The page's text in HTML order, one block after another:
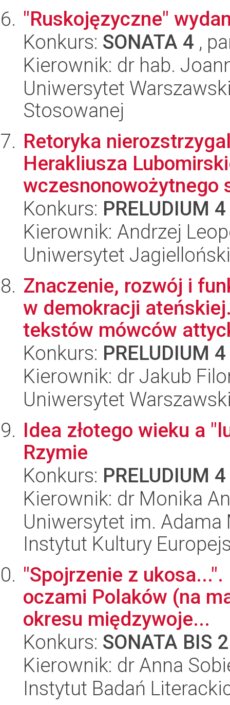
"Ruskojęzyczne"
Konkurs: SONATA 4 ,
Kierownik: dr hab.
Uniwersytet
Stosowanej
Retoryka
Herakliusza
wczesnonowożytnego
Konkurs: PRELUDIUM 4
Kierownik: Andrzej
Uniwersytet
Znaczenie, rozwój i
w demokracji
tekstów mówców
Konkurs: PRELUDIUM 4
Kierownik: dr Jakub
Uniwersytet
Idea złotego wieku a
Rzymie
Konkurs: PRELUDIUM 4
Kierownik: dr Monika
Uniwersytet im.
Instytut Kultury
"Spojrzenie z
oczami Polaków (na
okresu międzywoje...
Konkurs: SONATA BIS 2
Kierownik: dr Anna
Instytut Badań